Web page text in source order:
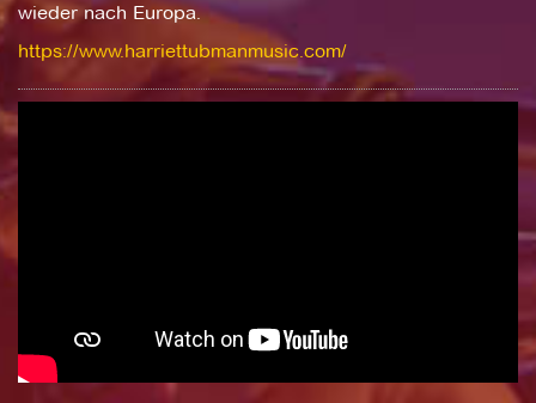
wieder nach Europa.
https://www.harriettubmanmusic.com/